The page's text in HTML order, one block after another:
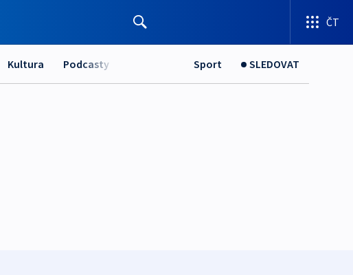
ČT
Kultura Podcasty Sport SLEDOVAT